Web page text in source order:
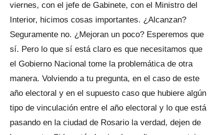
viernes, con el jefe de Gabinete, con el Ministro del
Interior, hicimos cosas importantes. ¿Alcanzan?
Seguramente no. ¿Mejoran un poco? Esperemos que
sí. Pero lo que sí está claro es que necesitamos que
el Gobierno Nacional tome la problemática de otra
manera. Volviendo a tu pregunta, en el caso de este
año electoral y en el supuesto caso que hubiere algún
tipo de vinculación entre el año electoral y lo que está
pasando en la ciudad de Rosario la verdad, dejen de